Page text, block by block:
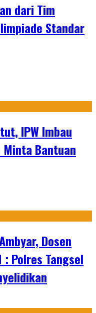
dari Tim
Standar
IPW Imbau
Bantuan
Dosen
: Polres Tangsel